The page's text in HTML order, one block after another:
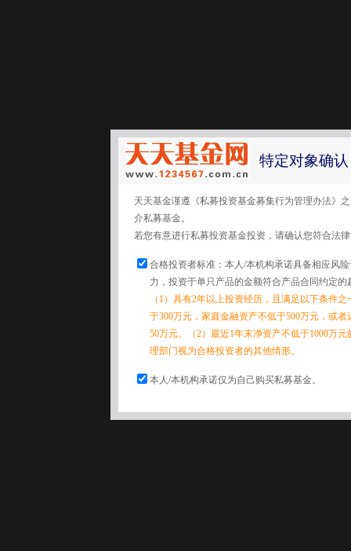
特定对象确认
天天基金谨遵《私募投资基金募集行为管理办法》
介私募基金。
若您有意进行私募投资基金投资，请确认您符合法
合格投资者标准：本人/本机构承诺具备相应风
力，投资于单只产品的金额符合产品合同约定的
（1）具有2年以上投资经历，且满足以下条件
于300万元，家庭金融资产不低于500万元，或
50万元。（2）最近1年末净资产不低于1000万
理部门视为合格投资者的其他情形。
本人/本机构承诺仅为自己购买私募基金。